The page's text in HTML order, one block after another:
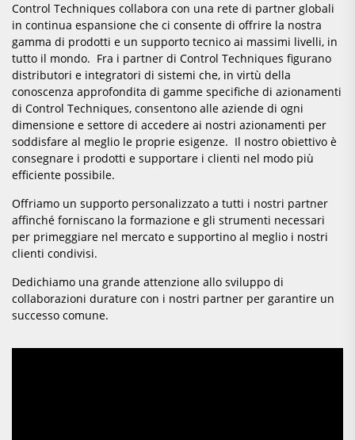
Control Techniques collabora con una rete di partner globali
in continua espansione che ci consente di offrire la nostra
gamma di prodotti e un supporto tecnico ai massimi livelli, in
tutto il mondo. Fra i partner di Control Techniques figurano
distributori e integratori di sistemi che, in virtù della
conoscenza approfondita di gamme specifiche di azionamenti
di Control Techniques, consentono alle aziende di ogni
dimensione e settore di accedere ai nostri azionamenti per
soddisfare al meglio le proprie esigenze. Il nostro obiettivo è
consegnare i prodotti e supportare i clienti nel modo più
efficiente possibile.
Offriamo un supporto personalizzato a tutti i nostri partner
affinché forniscano la formazione e gli strumenti necessari
per primeggiare nel mercato e supportino al meglio i nostri
clienti condivisi.
Dedichiamo una grande attenzione allo sviluppo di
collaborazioni durature con i nostri partner per garantire un
successo comune.